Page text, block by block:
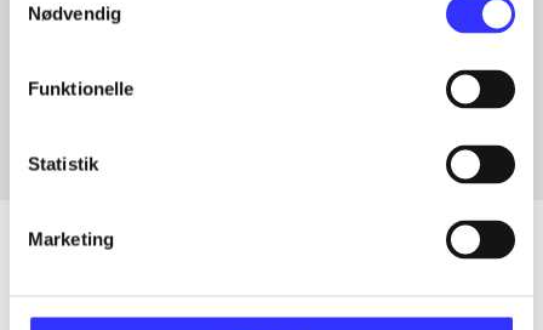
Nødvendig
Funktionelle
Statistik
Marketing
Fra
Artikler